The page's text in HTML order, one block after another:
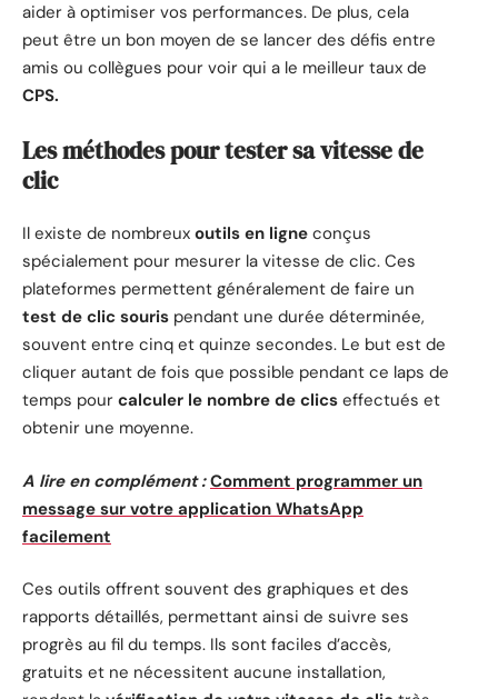
aider à optimiser vos performances. De plus, cela
peut être un bon moyen de se lancer des défis entre
amis ou collègues pour voir qui a le meilleur taux de
CPS.
Les méthodes pour tester sa vitesse de
clic
Il existe de nombreux outils en ligne conçus
spécialement pour mesurer la vitesse de clic. Ces
plateformes permettent généralement de faire un
test de clic souris pendant une durée déterminée,
souvent entre cinq et quinze secondes. Le but est de
cliquer autant de fois que possible pendant ce laps de
temps pour calculer le nombre de clics effectués et
obtenir une moyenne.
A lire en complément : Comment programmer un
message sur votre application WhatsApp
facilement
Ces outils offrent souvent des graphiques et des
rapports détaillés, permettant ainsi de suivre ses
progrès au fil du temps. Ils sont faciles d’accès,
gratuits et ne nécessitent aucune installation,